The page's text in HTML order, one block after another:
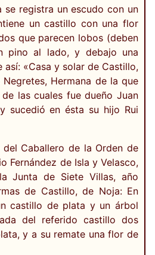
se registra un escudo con un
un castillo con una flor
que parecen lobos (deben
pino al lado, y debajo una
así: «Casa y solar de Castillo,
Hermana de la que
las cuales fue dueño Juan
sucedió en ésta su hijo Rui
del Caballero de la Orden de
Fernández de Isla y Velasco,
Junta de Siete Villas, año
de Castillo, de Noja: En
castillo de plata y un árbol
del referido castillo dos
y a su remate una flor de